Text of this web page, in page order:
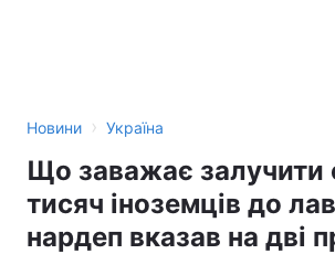
Новини › Україна
Що заважає залучити
тисяч іноземців до
нардеп вказав на дві